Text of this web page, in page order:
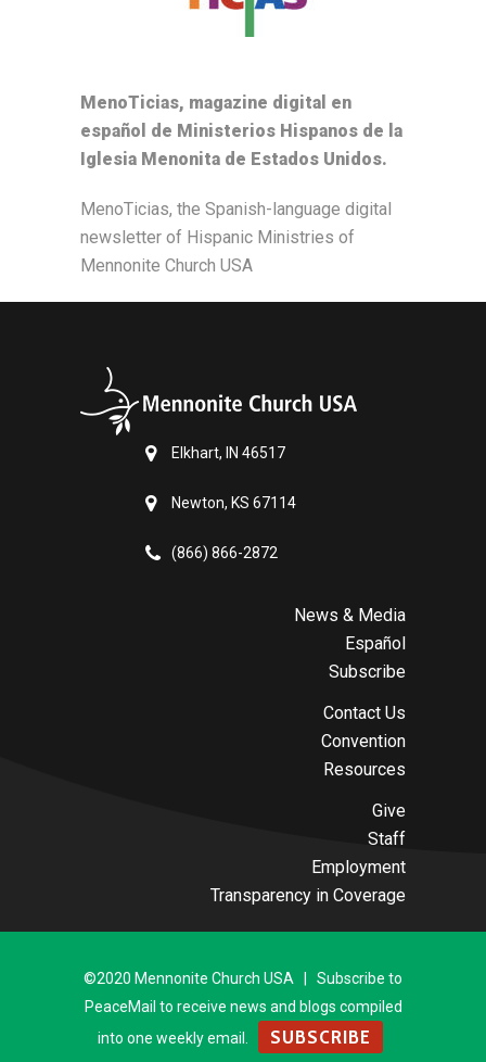
MenoTicias, magazine digital en
español de Ministerios Hispanos de la
Iglesia Menonita de Estados Unidos.
MenoTicias, the Spanish-language digital
newsletter of Hispanic Ministries of
Mennonite Church USA
Elkhart, IN 46517
Newton, KS 67114
(866) 866-2872
News & Media
Español
Subscribe
Contact Us
Convention
Resources
Give
Staff
Employment
Transparency in Coverage
©2020 Mennonite Church USA | Subscribe to
PeaceMail to receive news and blogs compiled
into one weekly email.
SUBSCRIBE